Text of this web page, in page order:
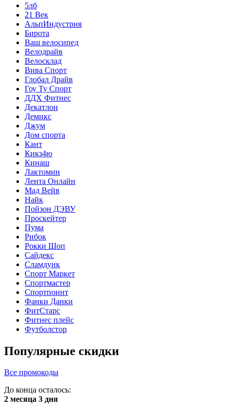
5лб
21 Век
АльпИндустрия
Бирота
Ваш велосипед
Велодрайв
Велосклад
Вива Спорт
Глобал Драйв
Гоу Ту Спорт
ДДХ Фитнес
Декатлон
Демикс
Джум
Дом спорта
Кант
Кикз4ю
Кинаш
Лактомин
Лента Онлайн
Мад Вейв
Найк
Пойзон ДЭВУ
Проскейтер
Пума
Рибок
Рокки Шоп
Сайдекс
Сламдунк
Спорт Маркет
Спортмастер
Спортпоинт
Фанки Данки
ФитСтарс
Фитнес плейс
Футболстор
Популярные скидки
Все промокоды
До конца осталось:
2 месяца 3 дня